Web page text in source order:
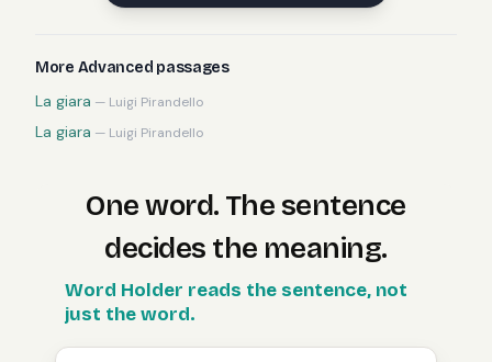
More Advanced passages
La giara — Luigi Pirandello
La giara — Luigi Pirandello
One word. The sentence
decides the meaning.
TheItalianword “piano” means “slowly / softly
Word Holder reads the sentence, not
just the word.